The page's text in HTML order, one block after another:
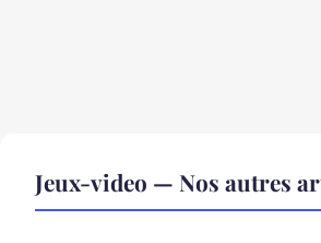
Jeux-video — Nos autres